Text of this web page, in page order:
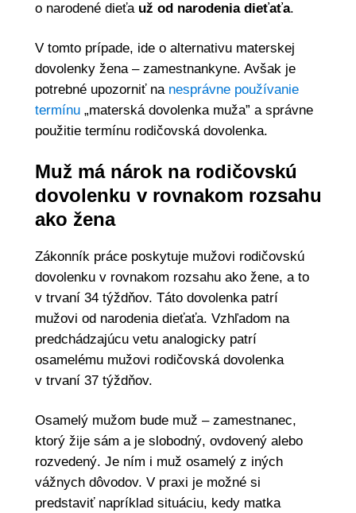
o narodené dieťa už od narodenia dieťaťa.
V tomto prípade, ide o alternativu materskej
dovolenky žena – zamestnankyne. Avšak je
potrebné upozorniť na nesprávne používanie
termínu„materská dovolenka muža” a správne
použitie termínu rodičovská dovolenka.
Muž má nárok na rodičovskú
dovolenku v rovnakom rozsahu
ako žena
Zákonník práce poskytuje mužovi rodičovskú
dovolenku v rovnakom rozsahu ako žene, a to
v trvaní 34 týždňov. Táto dovolenka patrí
mužovi od narodenia dieťaťa. Vzhľadom na
predchádzajúcu vetu analogicky patrí
osamelému mužovi rodičovská dovolenka
v trvaní 37 týždňov.
Osamelý mužom bude muž – zamestnanec,
ktorý žije sám a je slobodný, ovdovený alebo
rozvedený. Je ním i muž osamelý z iných
vážnych dôvodov. V praxi je možné si
predstaviť napríklad situáciu, kedy matka